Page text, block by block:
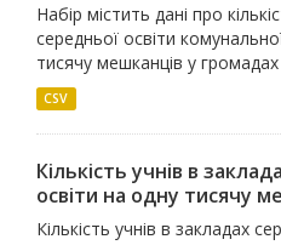
Набір містить дані про
середньої освіти
тисячу мешканців у громадах
CSV
Кількість учнів в
освіти на одну тисячу
Кількість учнів в закладах